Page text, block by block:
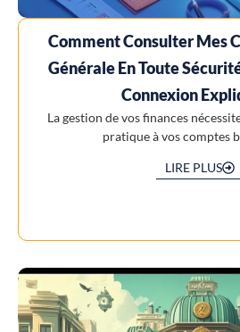
Comment Consulter Mes
Générale En Toute
Connexion
La gestion de vos finances
pratique à vos comptes
LIRE PLUS